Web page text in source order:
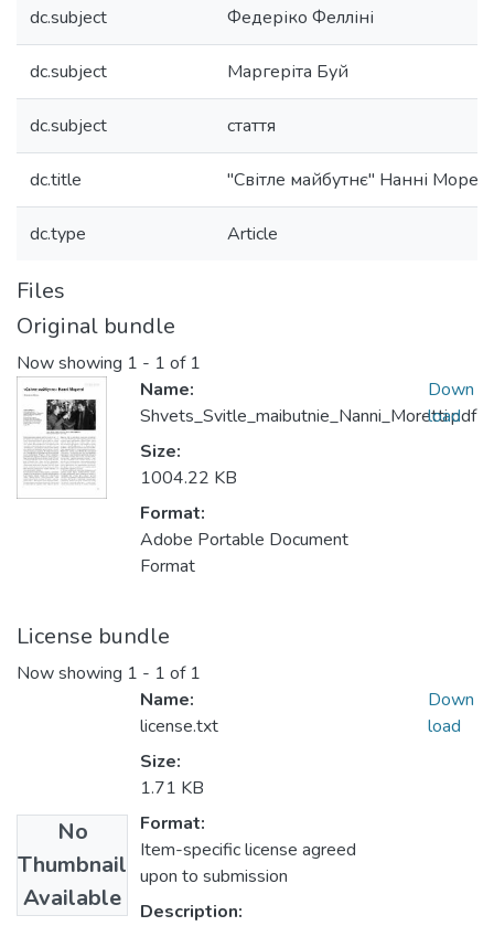
dc.subject Федеріко Фелліні
dc.subject Маргеріта Буй
dc.subject стаття
dc.title "Світле майбутнє" Нанні
dc.type Article
Files
Original bundle
Now showing 1 - 1 of 1
Name:
Shvets_Svitle_maibutnie_Nanni_Moretti.pdf
Size:
1004.22 KB
Format:
Adobe Portable Document
Format
Down
load
License bundle
Now showing 1 - 1 of 1
No
Thumbnail
Available
Name:
license.txt
Size:
1.71 KB
Format:
Item-specific license agreed
upon to submission
Description:
Down
load